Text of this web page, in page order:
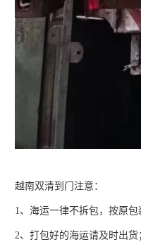
越南双清到门注意：
1、海运一律不拆包，按原包
2、打包好的海运请及时出货